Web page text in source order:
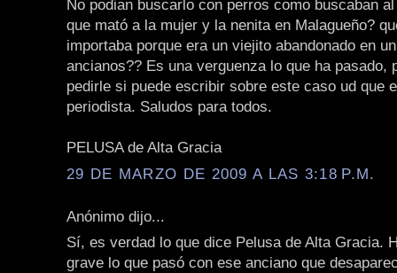
No podian buscarlo con perros como buscaban
que mató a la mujer y la nenita en Malagueño?
importaba porque era un viejito abandonado en
ancianos?? Es una verguenza lo que ha pasado,
pedirle si puede escribir sobre este caso ud que
periodista. Saludos para todos.
PELUSA de Alta Gracia
29 DE MARZO DE 2009 A LAS 3:18 P.M.
Anónimo dijo...
Sí, es verdad lo que dice Pelusa de Alta Gracia.
grave lo que pasó con ese anciano que